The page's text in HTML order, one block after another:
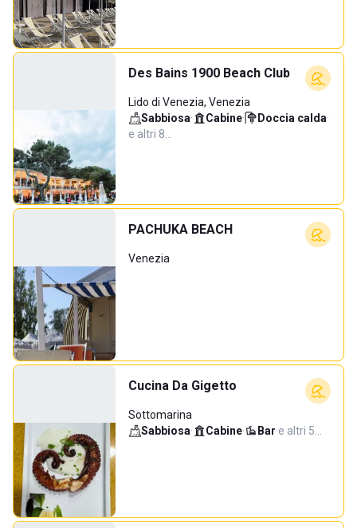
Des Bains 1900 Beach Club
Lido di Venezia, Venezia
Sabbiosa· Cabine· Doccia calda·
e altri 8…
PACHUKA BEACH
Venezia
Cucina Da Gigetto
Sottomarina
Sabbiosa· Cabine· Bar·e altri 5…